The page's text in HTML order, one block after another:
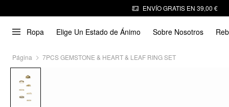
ENVÍO GRATIS EN 39,00 €
Ropa Elige Un Estado de Ánimo Sobre Nosotros
Página 7PCS GEMSTONE & HEART & LEAF RING SET